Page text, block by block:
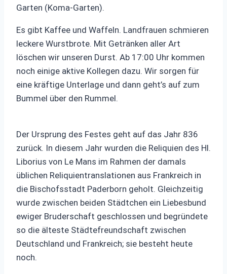
Garten (Koma-Garten).
Es gibt Kaffee und Waffeln. Landfrauen schmieren
leckere Wurstbrote. Mit Getränken aller Art
löschen wir unseren Durst. Ab 17:00 Uhr kommen
noch einige aktive Kollegen dazu. Wir sorgen für
eine kräftige Unterlage und dann geht’s auf zum
Bummel über den Rummel.
Der Ursprung des Festes geht auf das Jahr 836
zurück. In diesem Jahr wurden die Reliquien des Hl.
Liborius von Le Mans im Rahmen der damals
üblichen Reliquientranslationen aus Frankreich in
die Bischofsstadt Paderborn geholt. Gleichzeitig
wurde zwischen beiden Städtchen ein Liebesbund
ewiger Bruderschaft geschlossen und begründete
so die älteste Städtefreundschaft zwischen
Deutschland und Frankreich; sie besteht heute
noch.